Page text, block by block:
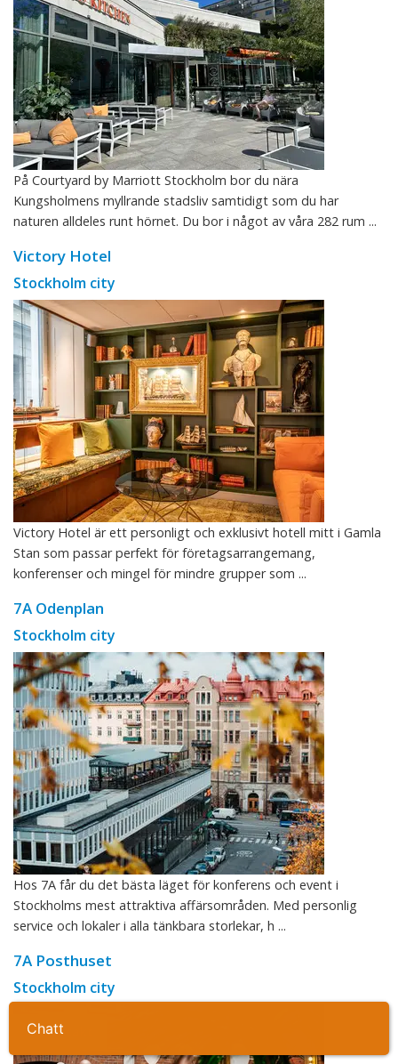
Ta kontakt
På Courtyard by Marriott Stockholm bor du nära
Kungsholmens myllrande stadsliv samtidigt som du har
naturen alldeles runt hörnet. Du bor i något av våra 282 rum ...
Victory Hotel
Stockholm city
Victory Hotel är ett personligt och exklusivt hotell mitt i Gamla
Stan som passar perfekt för företagsarrangemang,
konferenser och mingel för mindre grupper som ...
7A Odenplan
Stockholm city
Hos 7A får du det bästa läget för konferens och event i
Stockholms mest attraktiva affärsområden. Med personlig
service och lokaler i alla tänkbara storlekar, h ...
7A Posthuset
Stockholm city